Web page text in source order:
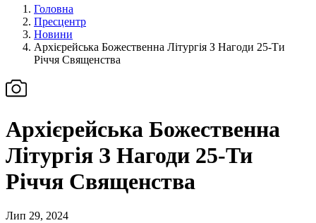
Головна
Пресцентр
Новини
Архієрейська Божественна Літургія З Нагоди 25-Ти
Річчя Священства
Архієрейська Божественна
Літургія З Нагоди 25-Ти
Річчя Священства
Лип 29, 2024